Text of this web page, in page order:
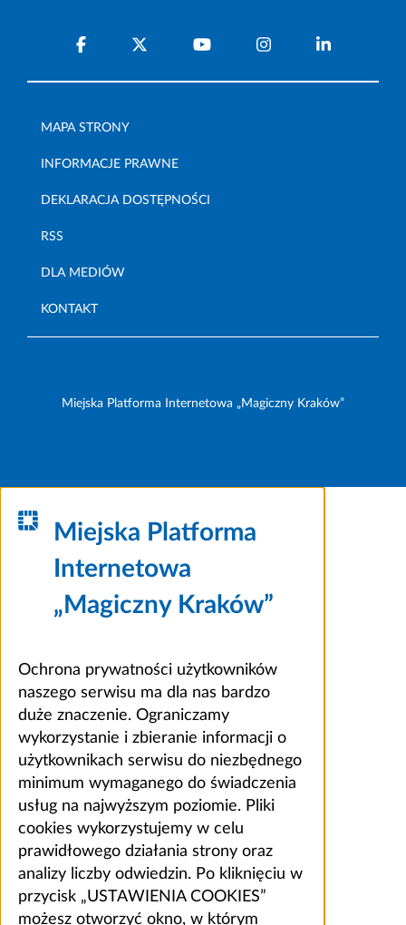
MAPA STRONY
INFORMACJE PRAWNE
DEKLARACJA DOSTĘPNOŚCI
RSS
DLA MEDIÓW
KONTAKT
Miejska Platforma Internetowa „Magiczny Kraków”
Miejska Platforma
Internetowa
„Magiczny Kraków”
Ochrona prywatności użytkowników
naszego serwisu ma dla nas bardzo
duże znaczenie. Ograniczamy
wykorzystanie i zbieranie informacji o
użytkownikach serwisu do niezbędnego
minimum wymaganego do świadczenia
usług na najwyższym poziomie. Pliki
cookies wykorzystujemy w celu
prawidłowego działania strony oraz
analizy liczby odwiedzin. Po kliknięciu w
przycisk „USTAWIENIA COOKIES”
możesz otworzyć okno, w którym